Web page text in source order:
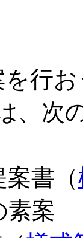
行お
、次
書（
案